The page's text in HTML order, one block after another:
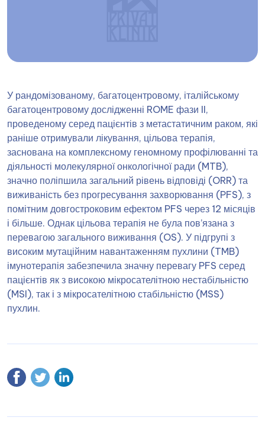
У рандомізованому, багатоцентровому, італійському
багатоцентровому дослідженні ROME фази II,
проведеному серед пацієнтів з метастатичним раком, які
раніше отримували лікування, цільова терапія,
заснована на комплексному геномному профілюванні та
діяльності молекулярної онкологічної ради (MTB),
значно поліпшила загальний рівень відповіді (ORR) та
виживаність без прогресування захворювання (PFS), з
помітним довгостроковим ефектом PFS через 12 місяців
і більше. Однак цільова терапія не була пов’язана з
перевагою загального виживання (OS). У підгрупі з
високим мутаційним навантаженням пухлини (TMB)
імунотерапія забезпечила значну перевагу PFS серед
пацієнтів як з високою мікросателітною нестабільністю
(MSI), так і з мікросателітною стабільністю (MSS)
пухлин.